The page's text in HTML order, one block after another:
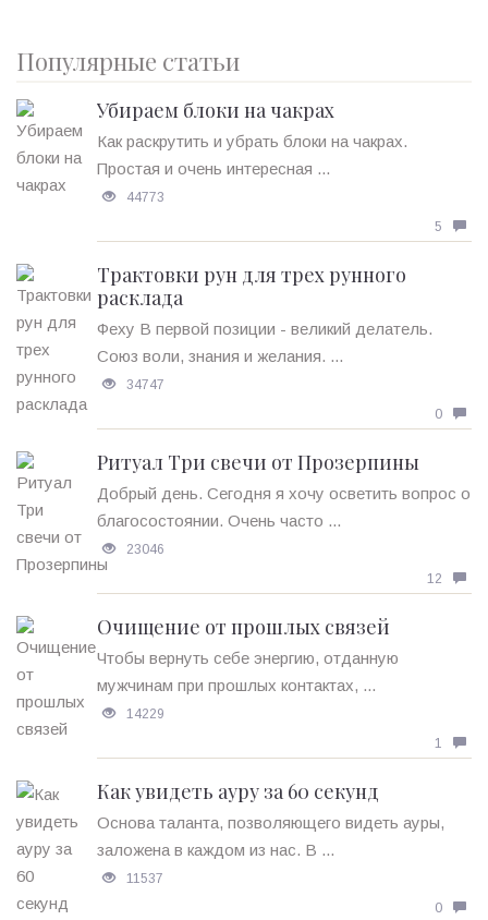
Популярные статьи
Убираем блоки на чакрах
Как раскрутить и убрать блоки на чакрах.
Простая и очень интересная ...
44773
5
Трактовки рун для трех рунного
расклада
Феху В первой позиции - великий делатель.
Союз воли, знания и желания. ...
34747
0
Ритуал Три свечи от Прозерпины
Добрый день. Сегодня я хочу осветить вопрос о
благосостоянии. Очень часто ...
23046
12
Очищение от прошлых связей
Чтобы вернуть себе энергию, отданную
мужчинам при прошлых контактах, ...
14229
1
Как увидеть ауру за 60 секунд
Основа таланта, позволяющего видеть ауры,
заложена в каждом из нас. В ...
11537
0